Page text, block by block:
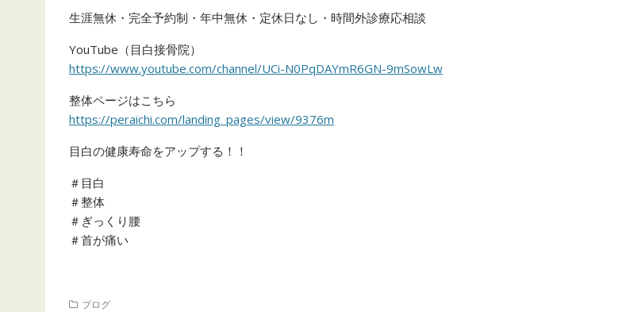
生涯無休・完全予約制・年中無休・定休日なし・時間外診療応相談
YouTube（目白接骨院）
https://www.youtube.com/channel/UCi-N0PqDAYmR6GN-9mSowLw
整体ページはこちら
https://peraichi.com/landing_pages/view/9376m
目白の健康寿命をアップする！！
＃目白
＃整体
＃ぎっくり腰
＃首が痛い
ブログ